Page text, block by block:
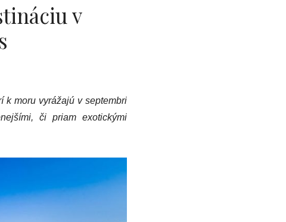
v
k moru vyrážajú v septembri
či priam exotickými